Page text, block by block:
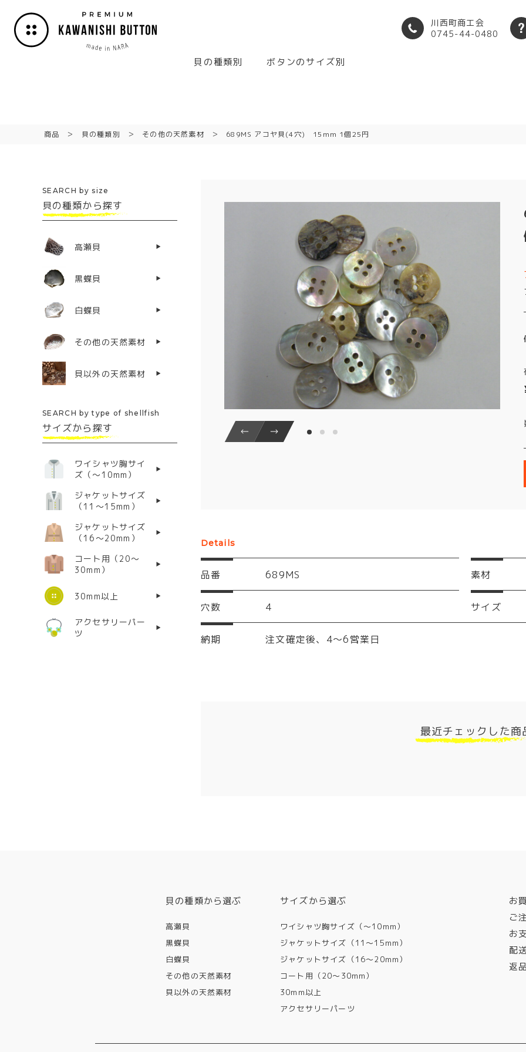
川西町商工会
0745-44-0480
貝の種類別 ボタンのサイズ別
商品 貝の種類別 その他の天然素材 689MS アコヤ貝(4穴) 15mm 1個25円
Details
品番 689MS 素材
穴数 4 サイズ
納期 注文確定後、4～6営業日
最近チェックした商
SEARCH by size
貝の種類から探す
高瀬貝
黒蝶貝
白蝶貝
その他の天然素材
貝以外の天然素材
SEARCH by type of shellfish
サイズから探す
ワイシャツ胸サイ
ズ（〜10mm）
ジャケットサイズ
（11〜15mm）
ジャケットサイズ
（16〜20mm）
コート用（20〜
30mm）
30mm以上
アクセサリーパー
ツ
貝の種類から選ぶ
高瀬貝
黒蝶貝
白蝶貝
その他の天然素材
貝以外の天然素材
サイズから選ぶ
ワイシャツ胸サイズ（〜10mm）
ジャケットサイズ（11〜15mm）
ジャケットサイズ（16〜20mm）
コート用（20〜30mm）
30mm以上
アクセサリーパーツ
お
ご
お
配
返